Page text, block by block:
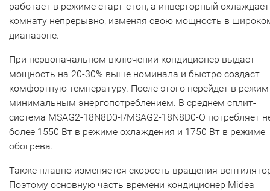
работает в режиме старт-стоп, а инверторный охлаждает
комнату непрерывно, изменяя свою мощность в
диапазоне.
При первоначальном включении кондиционер выдаст
мощность на 20-30% выше номинала и быстро создаст
комфортную температуру. После этого перейдет в режим
минимальным энергопотреблением. В среднем сплит-
система MSAG2-18N8D0-I/MSAG2-18N8D0-O потребляет
более 1550 Вт в режиме охлаждения и 1750 Вт в режиме
обогрева.
Также плавно изменяется скорость вращения
Поэтому основную часть времени кондиционер Midea